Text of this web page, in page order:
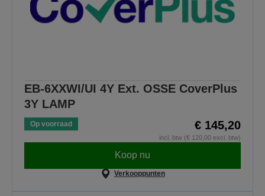
EB-6XXWI/UI 4Y Ext. OSSE CoverPlus
3Y LAMP
Op voorraad € 145,20
incl. btw (€ 120,00 excl. btw)
Koop nu
Verkooppunten